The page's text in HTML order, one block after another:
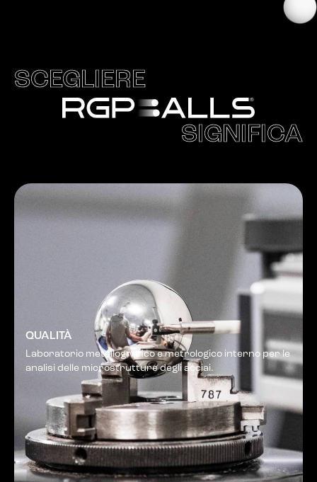
SCEGLIERE
SIGNIFICA
QUALITÀ
Laboratorio metallografico e metrologico interno per le
analisi delle microstrutture degli acciai.